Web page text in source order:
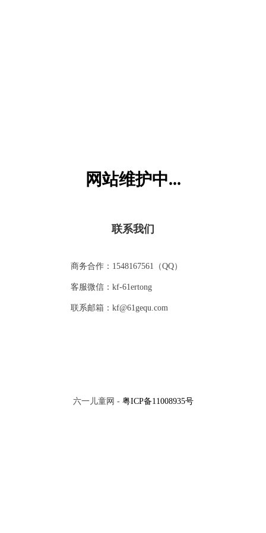
网站维护中...
联系我们
商务合作：1548167561（QQ）
客服微信：kf-61ertong
联系邮箱：kf@61gequ.com
六一儿童网 - 粤ICP备11008935号